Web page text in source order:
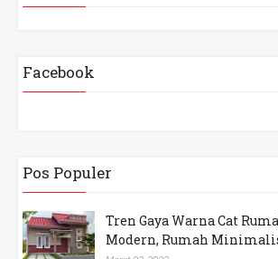
Facebook
Pos Populer
Tren Gaya Warna Cat
Modern, Rumah